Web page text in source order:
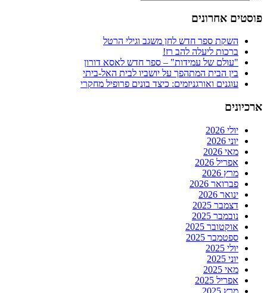
פוסטים אחרונים
השקת ספר חדש לחן משגב וגילי הרטל
ברכות ליעלה להב רז!
"עולם של עמידות" – ספר חדש לאסא דורון
בין הבית המתהפך על יושביו לבית האל-ביתי
עוגנים ואורגניזמים: כיצד בונים פרופיל מחקרי
ארכיונים
יולי 2026
יוני 2026
מאי 2026
אפריל 2026
מרץ 2026
פברואר 2026
ינואר 2026
דצמבר 2025
נובמבר 2025
אוקטובר 2025
ספטמבר 2025
יולי 2025
יוני 2025
מאי 2025
אפריל 2025
מרץ 2025